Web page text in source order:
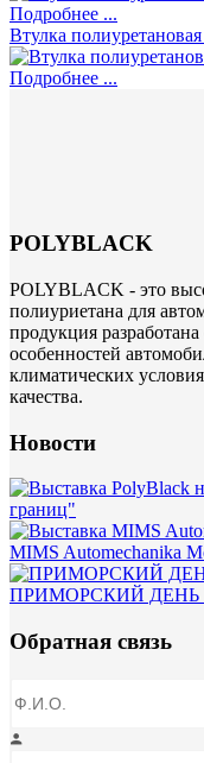
Подробнее ...
Втулка
Подробнее ...
POLYBLACK
POLYBLACK - это
полиуриетана для
продукция
особенностей
климатических
качества.
Новости
границ"
MIMS Automechanika
ПРИМОРСКИЙ ДЕНЬ
Обратная связь